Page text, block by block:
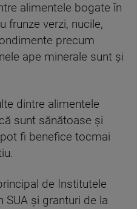
alimentele bogate în
frunze verzi, nucile,
precum
ape minerale sunt şi
dintre alimentele
sunt sănătoase şi
fi benefice tocmai
de Institutele
SUA şi granturi de la